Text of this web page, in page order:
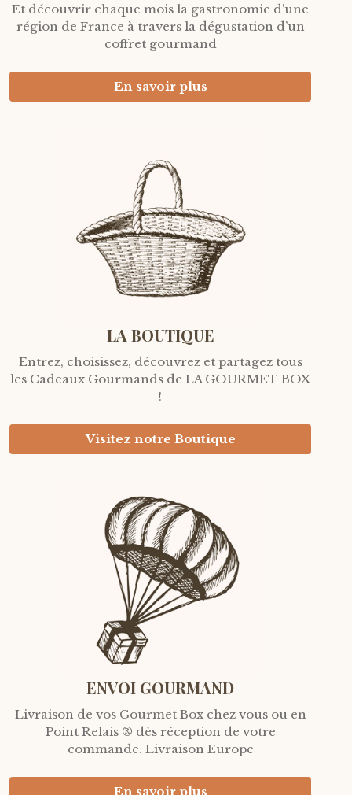
Et découvrir chaque mois la gastronomie d’une
région de France à travers la dégustation d’un
coffret gourmand
En savoir plus
LA BOUTIQUE
Entrez, choisissez, découvrez et partagez tous
les Cadeaux Gourmands de LA GOURMET BOX
!
Visitez notre Boutique
ENVOI GOURMAND
Livraison de vos Gourmet Box chez vous ou en
Point Relais ® dès réception de votre
commande. Livraison Europe
En savoir plus